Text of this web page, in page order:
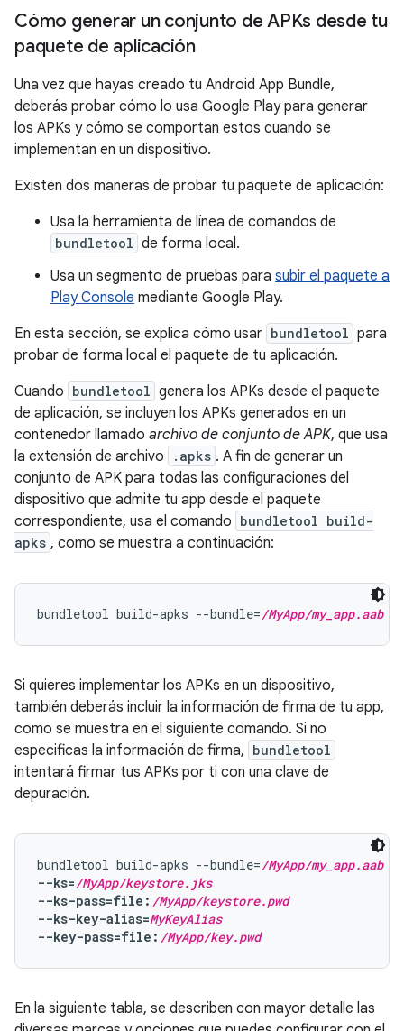
Cómo generar un conjunto de APKs desde tu
paquete de aplicación
Una vez que hayas creado tu Android App Bundle,
deberás probar cómo lo usa Google Play para generar
los APKs y cómo se comportan estos cuando se
implementan en un dispositivo.
Existen dos maneras de probar tu paquete de aplicación:
Usa la herramienta de línea de comandos de
bundletool de forma local.
Usa un segmento de pruebas para subir el paquete a
Play Console mediante Google Play.
En esta sección, se explica cómo usar bundletool para
probar de forma local el paquete de tu aplicación.
Cuando bundletool genera los APKs desde el paquete
de aplicación, se incluyen los APKs generados en un
contenedor llamado archivo de conjunto de APK, que usa
la extensión de archivo
.apks . A fin de generar un
conjunto de APK para todas las configuraciones del
dispositivo que admite tu app desde el paquete
correspondiente, usa el comando bundletool build-
apks , como se muestra a continuación:
bundletool build-apks --bundle=/MyApp/my_app.aab --
Si quieres implementar los APKs en un dispositivo,
también deberás incluir la información de firma de tu app,
como se muestra en el siguiente comando. Si no
especificas la información de firma, bundletool
intentará firmar tus APKs por ti con una clave de
depuración.
bundletool build-apks --bundle=/MyApp/my_app.aab --
--ks=/MyApp/keystore.jks
--ks-pass=file: /MyApp/keystore.pwd
--ks-key-alias=MyKeyAlias
--key-pass=file: /MyApp/key.pwd
En la siguiente tabla, se describen con mayor detalle las